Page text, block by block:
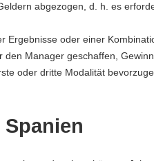
abgezogen, d. h. es
Ergebnisse oder einer
Manager geschaffen,
oder dritte Modalität